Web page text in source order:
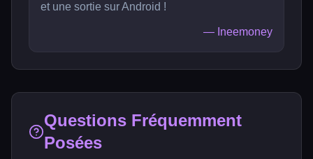
et une sortie sur Android !
— Ineemoney
Questions Fréquemment
Posées